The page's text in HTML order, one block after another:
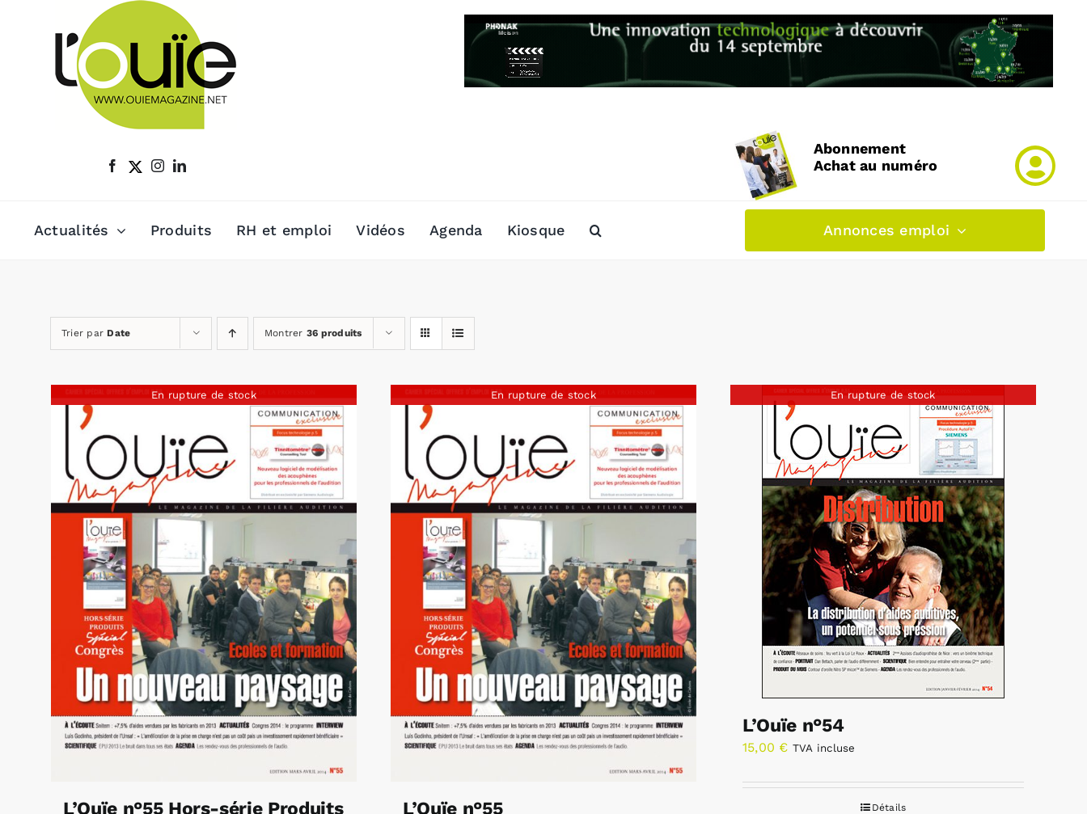
Abonnement
Achat au numéro
Actualités Produits RH et emploi Vidéos Agenda Kiosque Annonces emploi
Trier parDate Montrer 36 produits
En rupture de stock
L’Ouïe n°55 Hors-série Produits
En rupture de stock
L’Ouïe n°55
En rupture de stock
L’Ouïe n°54
15,00 € TVA incluse
Détails